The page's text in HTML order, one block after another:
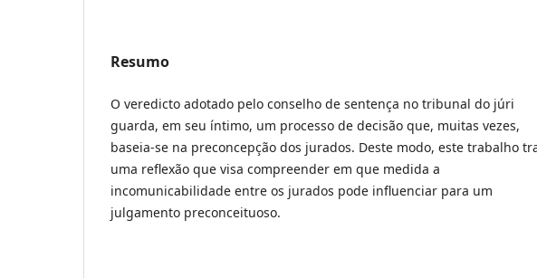
Resumo
O veredicto adotado pelo conselho de sentença no tribunal do júri
guarda, em seu íntimo, um processo de decisão que, muitas vezes,
baseia-se na preconcepção dos jurados. Deste modo, este trabalho
uma reflexão que visa compreender em que medida a
incomunicabilidade entre os jurados pode influenciar para um
julgamento preconceituoso.